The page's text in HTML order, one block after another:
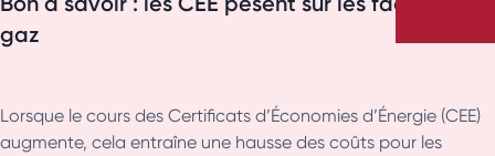
gaz
Lorsque le cours des Certificats d’Économies d’Énergie (CEE)
augmente, cela entraîne une hausse des coûts pour les